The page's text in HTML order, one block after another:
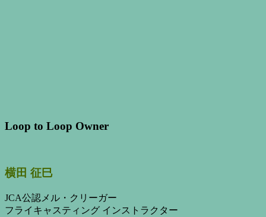
Loop to Loop Owner
横田 征巳
JCA公認メル・クリーガー
フライキャスティング インストラクター